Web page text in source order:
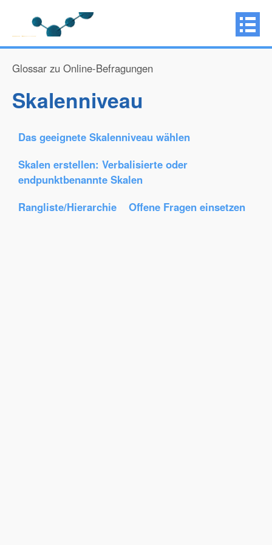
Glossar zu Online-Befragungen
Skalenniveau
Das geeignete Skalenniveau wählen
Skalen erstellen: Verbalisierte oder
endpunktbenannte Skalen
Rangliste/Hierarchie
Offene Fragen einsetzen